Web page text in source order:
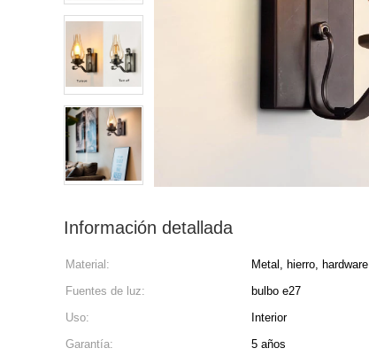
Información detallada
Material: Metal, hierro, hardware
Fuentes de luz:
bulbo e27
Uso:
Interior
Garantía:
5 años